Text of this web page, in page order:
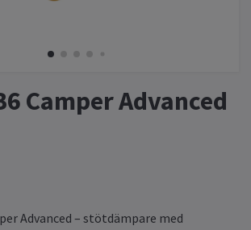
Camper Advanced
Advanced – stötdämpare med